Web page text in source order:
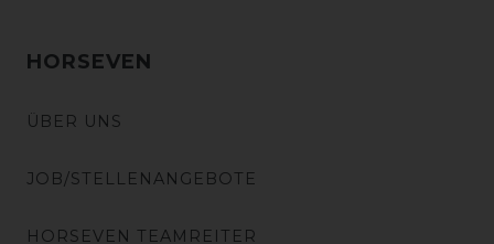
HORSEVEN
ÜBER UNS
JOB/STELLENANGEBOTE
HORSEVEN TEAMREITER